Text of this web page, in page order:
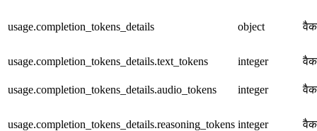
usage.completion_tokens_details object
usage.completion_tokens_details.text_tokens integer
usage.completion_tokens_details.audio_tokens integer
usage.completion_tokens_details.reasoning_tokens integer